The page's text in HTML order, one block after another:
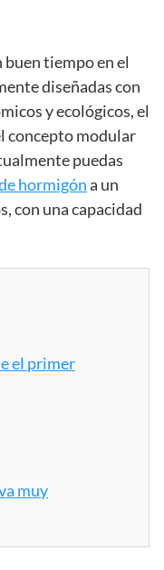
buen tiempo en el
diseñadas con
y ecológicos, el
concepto modular
puedas
hormigóna un
con una capacidad
el primer
muy